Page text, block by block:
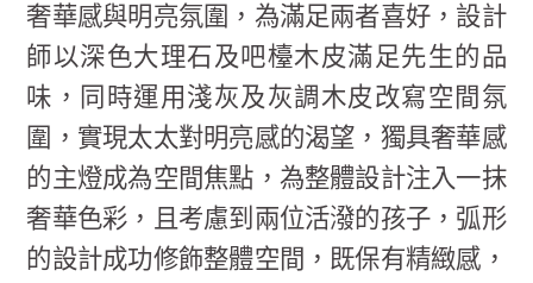
奢華感與明亮氛圍，為滿足兩者喜好，設計
師以深色大理石及吧檯木皮滿足先生的品
味，同時運用淺灰及灰調木皮改寫空間氛
圍，實現太太對明亮感的渴望，獨具奢華感
的主燈成為空間焦點，為整體設計注入一抹
奢華色彩，且考慮到兩位活潑的孩子，弧形
的設計成功修飾整體空間，既保有精緻感，